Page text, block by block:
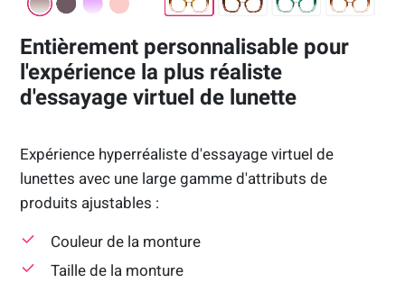
Entièrement personnalisable pour
l'expérience la plus réaliste
d'essayage virtuel de lunette
Expérience hyperréaliste d'essayage virtuel de
lunettes avec une large gamme d'attributs de
produits ajustables :
Couleur de la monture
Taille de la monture